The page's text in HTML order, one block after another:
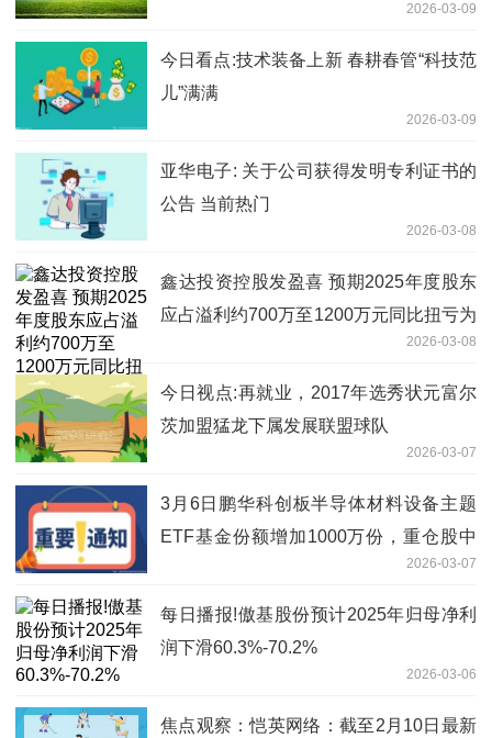
基础模型 今日起正式进入港股通2026-03-09
今日看点:技术装备上新 春耕春管“科技范
儿”满满
2026-03-09
亚华电子: 关于公司获得发明专利证书的
公告 当前热门
2026-03-08
鑫达投资控股发盈喜 预期2025年度股东
应占溢利约700万至1200万元同比扭亏为
2026-03-08
今日视点:再就业，2017年选秀状元富尔
茨加盟猛龙下属发展联盟球队
2026-03-07
3月6日鹏华科创板半导体材料设备主题
ETF基金份额增加1000万份，重仓股中
2026-03-07
每日播报!傲基股份预计2025年归母净利
润下滑60.3%-70.2%
2026-03-06
焦点观察：恺英网络：截至2月10日最新